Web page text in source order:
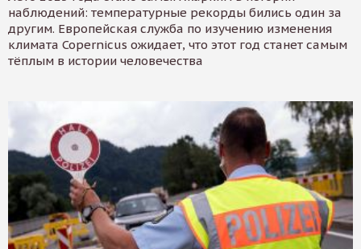
наблюдений: температурные рекорды бились один за
другим. Европейская служба по изучению изменения
климата Copernicus ожидает, что этот год станет самым
тёплым в истории человечества